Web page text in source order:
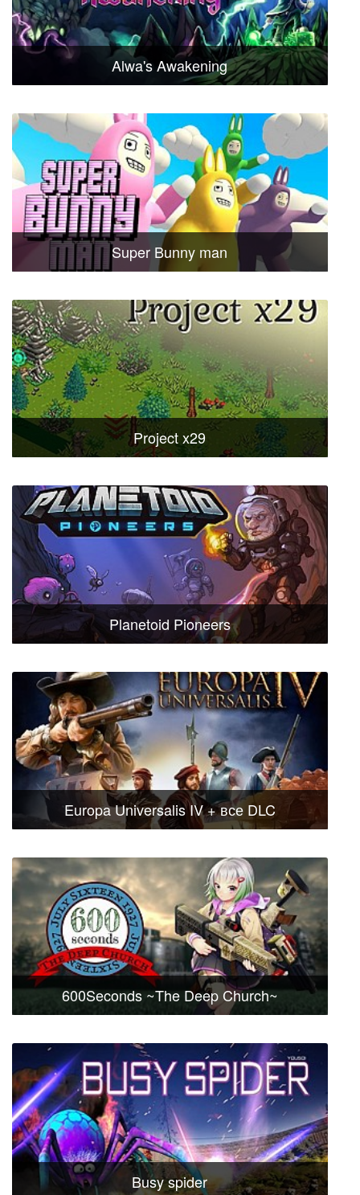
Alwa's Awakening
Super Bunny man
Project x29
Planetoid Pioneers
Europa Universalis IV + все DLC
600Seconds ~The Deep Church~
Busy spider